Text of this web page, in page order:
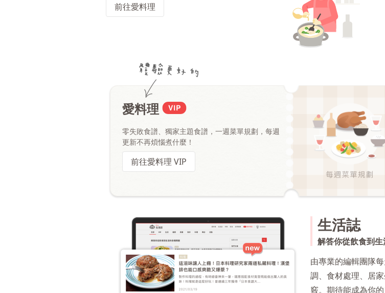
前往愛料理
愛料理
零失敗食譜、獨家主題食譜，一週菜單規劃，每週
更新不再煩惱煮什麼！
前往愛料理 VIP
生活誌
解答你從飲食到
由專業的編輯團隊
調、食材處理、居
竅。期待能成為你